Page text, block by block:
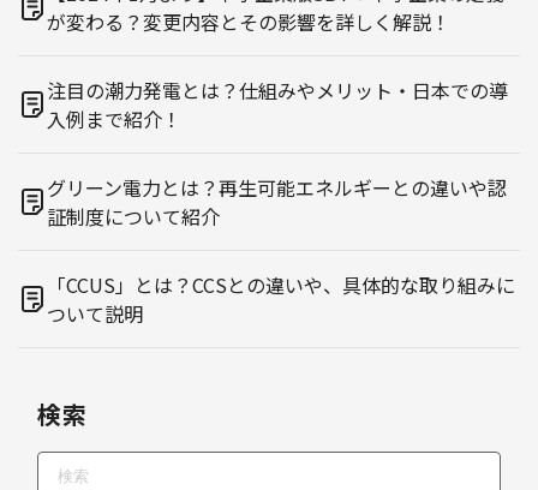
が変わる？変更内容とその影響を詳しく解説！
注目の潮力発電とは？仕組みやメリット・日本での導
入例まで紹介！
グリーン電力とは？再生可能エネルギーとの違いや認
証制度について紹介
「CCUS」とは？CCSとの違いや、具体的な取り組みに
ついて説明
検索